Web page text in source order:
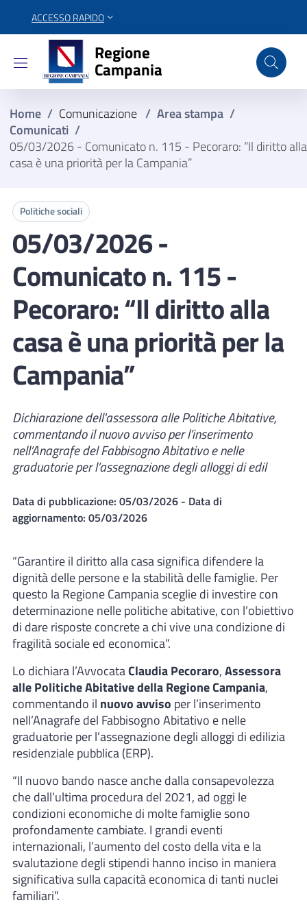
ACCESSO RAPIDO
Regione Campania
Regione
Campania
Home / Comunicazione / Area stampa /
Comunicati /
05/03/2026 - Comunicato n. 115 - Pecoraro: “Il diritto alla
casa è una priorità per la Campania”
Politiche sociali
05/03/2026 -
Comunicato n. 115 -
Pecoraro: “Il diritto alla
casa è una priorità per la
Campania”
Dichiarazione dell'assessora alle Politiche Abitative,
commentando il nuovo avviso per l’inserimento
nell’Anagrafe del Fabbisogno Abitativo e nelle
graduatorie per l’assegnazione degli alloggi di edil
Data di pubblicazione: 05/03/2026 - Data di
aggiornamento: 05/03/2026
“Garantire il diritto alla casa significa difendere la
dignità delle persone e la stabilità delle famiglie. Per
questo la Regione Campania sceglie di investire con
determinazione nelle politiche abitative, con l’obiettivo
di dare risposte concrete a chi vive una condizione di
fragilità sociale ed economica”.
Lo dichiara l’AvvocataClaudia Pecoraro,Assessora
alle Politiche Abitative della Regione Campania,
commentando il nuovo avviso per l’inserimento
nell’Anagrafe del Fabbisogno Abitativo e nelle
graduatorie per l’assegnazione degli alloggi di edilizia
residenziale pubblica (ERP).
“Il nuovo bando nasce anche dalla consapevolezza
che dall’ultima procedura del 2021, ad oggi le
condizioni economiche di molte famiglie sono
profondamente cambiate. I grandi eventi
internazionali, l’aumento del costo della vita e la
svalutazione degli stipendi hanno inciso in maniera
significativa sulla capacità economica di tanti nuclei
familiari”.